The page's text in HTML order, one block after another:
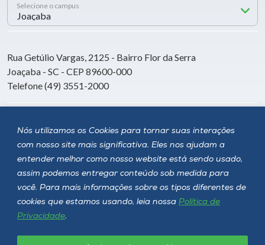
Nós utilizamos os Cookies para tornar suas interações
com nosso site mais significativa. Eles nos ajudam a
entender melhor como nosso website está sendo usado,
assim podemos entregar conteúdo sob medida para
você. Para mais informações sobre os tipos diferentes de
cookies que estamos usando, leia nossa Política de
Privacidade.
Selecione o campus
Rua Getúlio Vargas, 2125 - Bairro Flor da Serra
Joaçaba - SC - CEP 89600-000
Telefone (49) 3551-2000
Siga a Unoesc